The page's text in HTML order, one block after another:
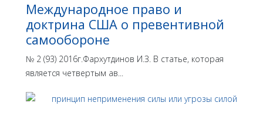
Международное право и
доктрина США о превентивной
самообороне
№ 2 (93) 2016г.Фархутдинов И.З. В статье, которая
является четвертым ав...